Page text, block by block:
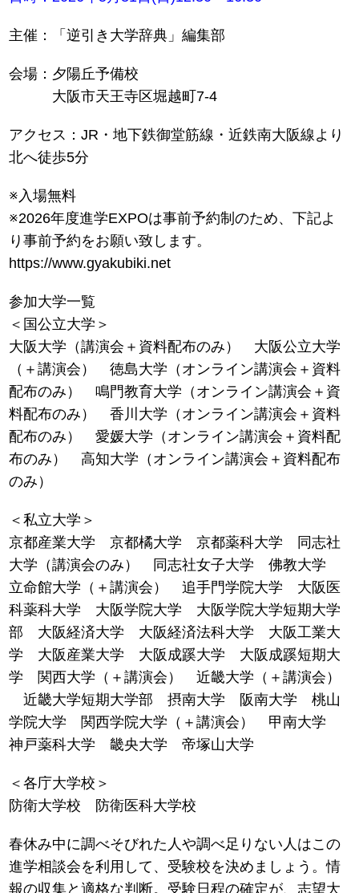
主催：「逆引き大学辞典」編集部
会場：夕陽丘予備校
大阪市天王寺区堀越町7-4
アクセス：JR・地下鉄御堂筋線・近鉄南大阪線より
北へ徒歩5分
※入場無料
※2026年度進学EXPOは事前予約制のため、下記よ
り事前予約をお願い致します。
https://www.gyakubiki.net
参加大学一覧
＜国公立大学＞
大阪大学（講演会＋資料配布のみ） 大阪公立大学
（＋講演会） 徳島大学（オンライン講演会＋資料
配布のみ） 鳴門教育大学（オンライン講演会＋資
料配布のみ） 香川大学（オンライン講演会＋資料
配布のみ） 愛媛大学（オンライン講演会＋資料配
布のみ） 高知大学（オンライン講演会＋資料配布
のみ）
＜私立大学＞
京都産業大学 京都橘大学 京都薬科大学 同志社
大学（講演会のみ） 同志社女子大学 佛教大学
立命館大学（＋講演会） 追手門学院大学 大阪医
科薬科大学 大阪学院大学 大阪学院大学短期大学
部 大阪経済大学 大阪経済法科大学 大阪工業大
学 大阪産業大学 大阪成蹊大学 大阪成蹊短期大
学 関西大学（＋講演会） 近畿大学（＋講演会）
近畿大学短期大学部 摂南大学 阪南大学 桃山
学院大学 関西学院大学（＋講演会） 甲南大学
神戸薬科大学 畿央大学 帝塚山大学
＜各庁大学校＞
防衛大学校 防衛医科大学校
春休み中に調べそびれた人や調べ足りない人はこの
進学相談会を利用して、受験校を決めましょう。情
報の収集と適格な判断。受験日程の確定が、志望大